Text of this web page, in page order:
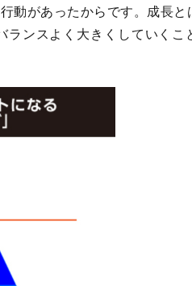
動があったからです。成長と
ンスよく大きくしていくこ